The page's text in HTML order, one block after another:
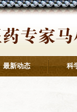
最新动态 科